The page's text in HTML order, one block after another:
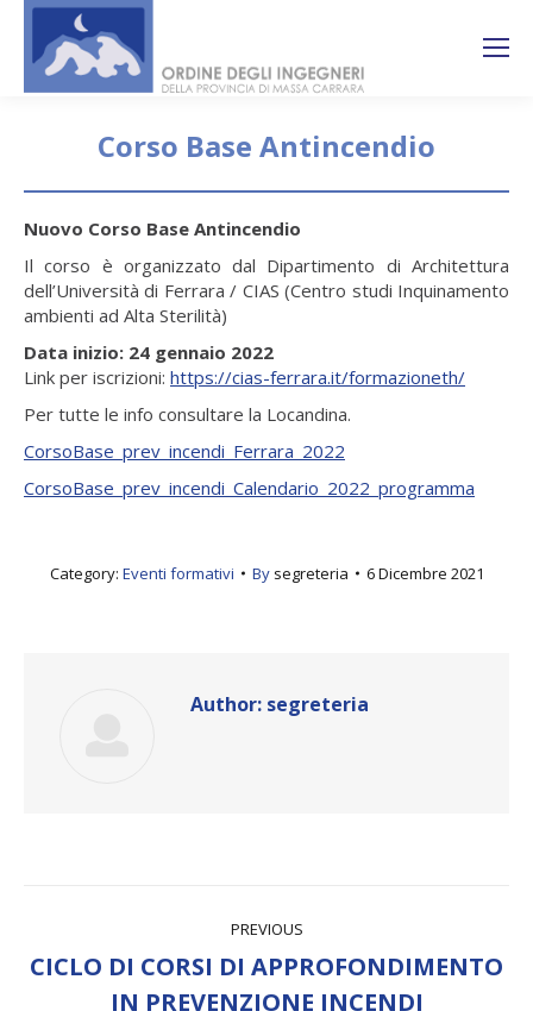
Corso Base Antincendio
Nuovo Corso Base Antincendio
Il corso è organizzato dal Dipartimento di Architettura
dell’Università di Ferrara / CIAS (Centro studi Inquinamento
ambienti ad Alta Sterilità)
Data inizio: 24 gennaio 2022
Link per iscrizioni: https://cias-ferrara.it/formazioneth/
Per tutte le info consultare la Locandina.
CorsoBase_prev_incendi_Ferrara_2022
CorsoBase_prev_incendi_Calendario_2022_programma
Category: Eventi formativi By segreteria 6 Dicembre 2021
Author: segreteria
PREVIOUS
Previous
post:
CICLO DI CORSI DI APPROFONDIMENTO
IN PREVENZIONE INCENDI